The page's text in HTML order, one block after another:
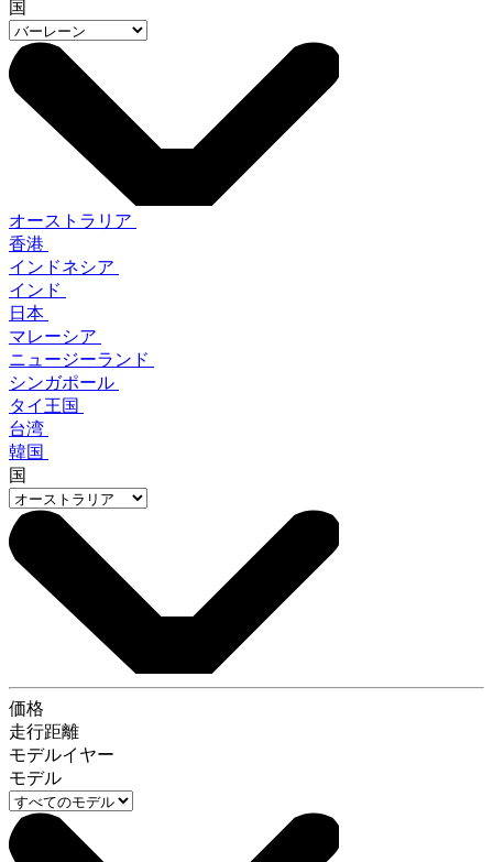
国
オーストラリア
香港
インドネシア
インド
日本
マレーシア
ニュージーランド
シンガポール
タイ王国
台湾
韓国
国
価格
走行距離
モデルイヤー
モデル